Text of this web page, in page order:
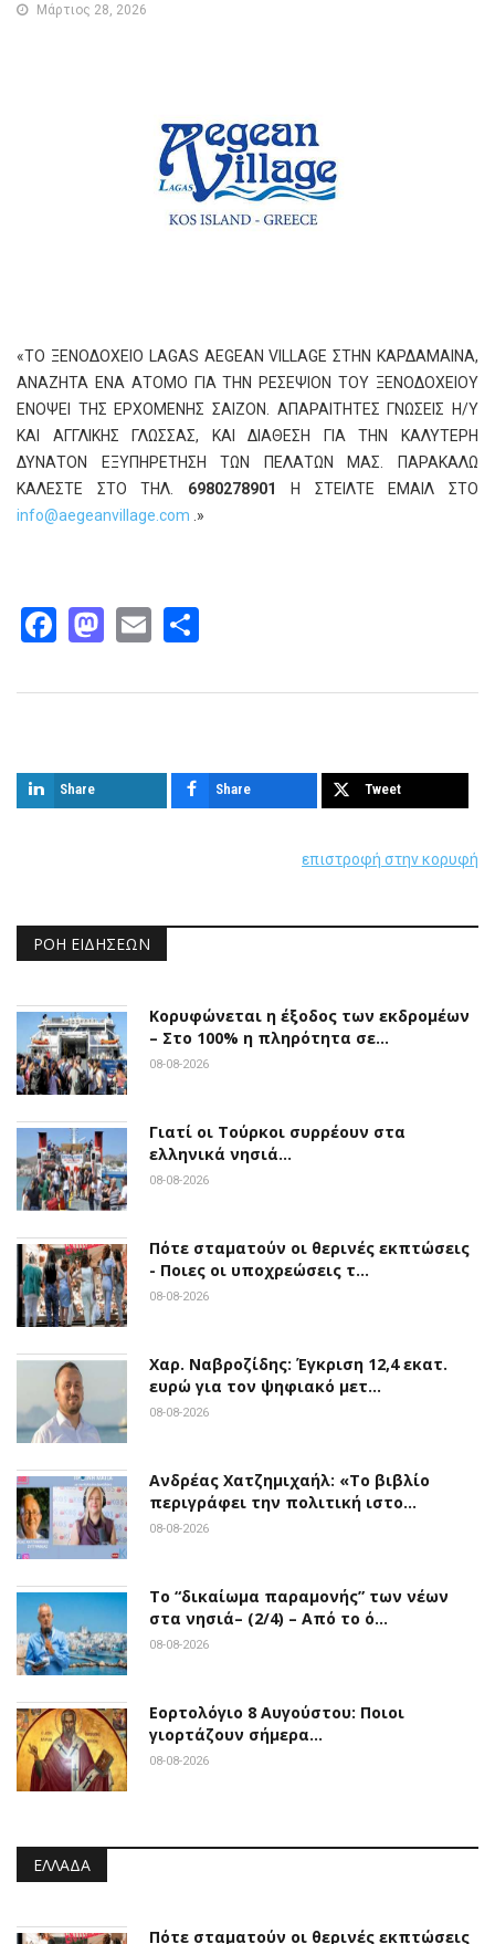
Μάρτιος 28, 2026
«ΤΟ ΞΕΝΟΔΟΧΕΙΟ LAGAS AEGEAN VILLAGE ΣΤΗΝ ΚΑΡΔΑΜΑΙΝΑ,
ΑΝΑΖΗΤΑ ΕΝΑ ΑΤΟΜΟ ΓΙΑ ΤΗΝ ΡΕΣΕΨΙΟΝ ΤΟΥ ΞΕΝΟΔΟΧΕΙΟΥ
ΕΝΟΨΕΙ ΤΗΣ ΕΡΧΟΜΕΝΗΣ ΣΑΙΖΟΝ. ΑΠΑΡΑΙΤΗΤΕΣ ΓΝΩΣΕΙΣ Η/Υ
ΚΑΙ ΑΓΓΛΙΚΗΣ ΓΛΩΣΣΑΣ, ΚΑΙ ΔΙΑΘΕΣΗ ΓΙΑ ΤΗΝ ΚΑΛΥΤΕΡΗ
ΔΥΝΑΤΟΝ ΕΞΥΠΗΡΕΤΗΣΗ ΤΩΝ ΠΕΛΑΤΩΝ ΜΑΣ. ΠΑΡΑΚΑΛΩ
ΚΑΛΕΣΤΕ ΣΤΟ ΤΗΛ. 6980278901
Η ΣΤΕΙΛΤΕ ΕΜΑΙΛ ΣΤΟ
info@aegeanvillage.com .»
Facebook
Mastodon
Email
Share Share Tweet
επιστροφή στην κορυφή
ΡΟΉ ΕΙΔΉΣΕΩΝ
Κορυφώνεται η έξοδος των εκδρομέων
– Στο 100% η πληρότητα σε…
08-08-2026
Γιατί οι Τούρκοι συρρέουν στα
ελληνικά νησιά…
08-08-2026
Πότε σταματούν οι θερινές εκπτώσεις
- Ποιες οι υποχρεώσεις τ…
08-08-2026
Χαρ. Ναβροζίδης: Έγκριση 12,4 εκατ.
ευρώ για τον ψηφιακό μετ…
08-08-2026
Ανδρέας Χατζημιχαήλ: «Το βιβλίο
περιγράφει την πολιτική ιστο…
08-08-2026
Το “δικαίωμα παραμονής” των νέων
στα νησιά– (2/4) – Από το ό…
08-08-2026
Εορτολόγιο 8 Αυγούστου: Ποιοι
γιορτάζουν σήμερα…
08-08-2026
ΕΛΛΆΔΑ
Πότε σταματούν οι θερινές εκπτώσεις